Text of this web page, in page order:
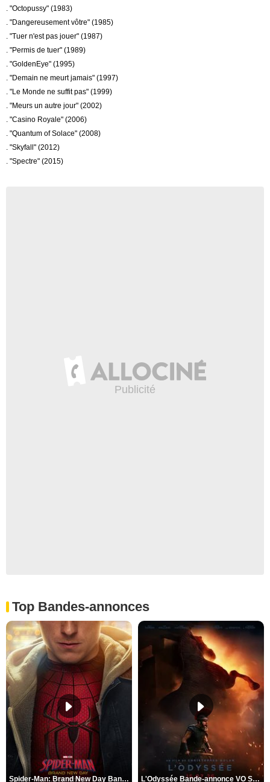
. "Octopussy" (1983)
. "Dangereusement vôtre" (1985)
. "Tuer n'est pas jouer" (1987)
. "Permis de tuer" (1989)
. "GoldenEye" (1995)
. "Demain ne meurt jamais" (1997)
. "Le Monde ne suffit pas" (1999)
. "Meurs un autre jour" (2002)
. "Casino Royale" (2006)
. "Quantum of Solace" (2008)
. "Skyfall" (2012)
. "Spectre" (2015)
Top Bandes-annonces
Spider-Man: Brand New Day Bande-annonce VO STFR L'Odyssée Bande-annonce VO STFR